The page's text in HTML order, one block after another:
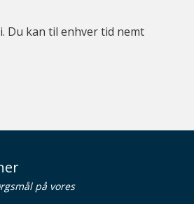
Du kan til enhver tid nemt
på vores